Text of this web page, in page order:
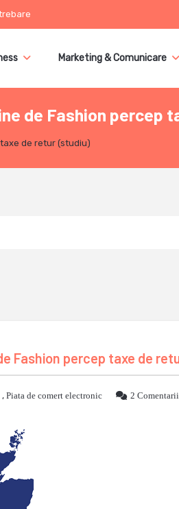
Marketing & Comunicare
de Fashion percep
de retur (studiu)
Fashion percep taxe de
, Piata de comert electronic 2 Comentarii